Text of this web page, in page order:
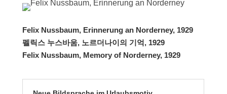
Felix Nussbaum, Erinnerung an Norderney, 1929
펠릭스 누스바움, 노르더나이의 기억, 1929
Felix Nussbaum, Memory of Norderney, 1929